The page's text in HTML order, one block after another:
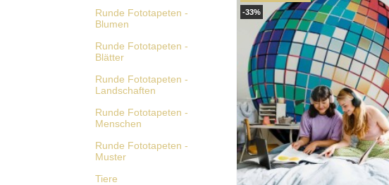
Runde Fototapeten -
Blumen
Runde Fototapeten -
Blätter
Runde Fototapeten -
Landschaften
Runde Fototapeten -
Menschen
Runde Fototapeten -
Muster
Tiere
-33%